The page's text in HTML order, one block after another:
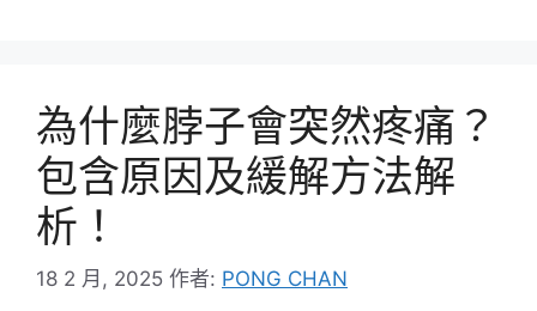
為什麼脖子會突然疼痛？
包含原因及緩解方法解
析！
18 2 月, 2025 作者: PONG CHAN